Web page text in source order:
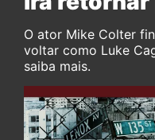
O ator Mike Colter
voltar como Luke
saiba mais.